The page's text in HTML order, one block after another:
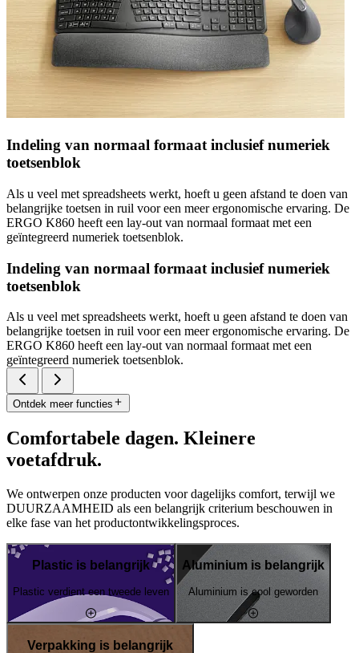
Indeling van normaal formaat inclusief numeriek
toetsenblok
Als u veel met spreadsheets werkt, hoeft u geen afstand te doen van
belangrijke toetsen in ruil voor een meer ergonomische ervaring. De
ERGO K860 heeft een lay-out van normaal formaat met een
geïntegreerd numeriek toetsenblok.
Indeling van normaal formaat inclusief numeriek
toetsenblok
Als u veel met spreadsheets werkt, hoeft u geen afstand te doen van
belangrijke toetsen in ruil voor een meer ergonomische ervaring. De
ERGO K860 heeft een lay-out van normaal formaat met een
geïntegreerd numeriek toetsenblok.
Ontdek meer functies
Comfortabele dagen. Kleinere
voetafdruk.
We ontwerpen onze producten voor dagelijks comfort, terwijl we
DUURZAAMHEID als een belangrijk criterium beschouwen in
elke fase van het productontwikkelingsproces.
Plastic is belangrijk
Plastic verdient een tweede leven
Aluminium is belangrijk
Aluminium is cool geworden
Verpakking is belangrijk